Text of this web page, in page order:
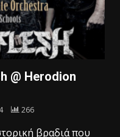
@ Herodion
266
βραδιά που